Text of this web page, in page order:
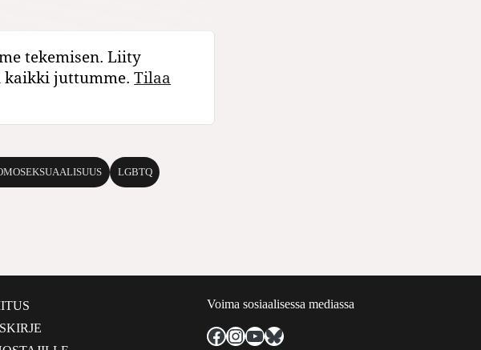
tekemisen. Liity
kaikki juttumme.Tilaa
LGBTQ
Voima sosiaalisessa mediassa
Facebook
Instagram
YouTube
Bluesky